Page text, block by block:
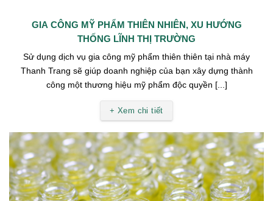
GIA CÔNG MỸ PHẨM THIÊN NHIÊN, XU HƯỚNG
THỐNG LĨNH THỊ TRƯỜNG
Sử dụng dịch vụ gia công mỹ phẩm thiên thiên tại nhà máy
Thanh Trang sẽ giúp doanh nghiệp của bạn xây dựng thành
công một thương hiệu mỹ phẩm độc quyền [...]
+ Xem chi tiết